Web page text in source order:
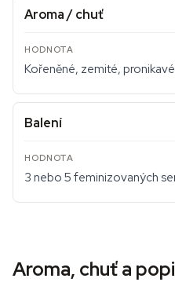
Aroma / chuť
Kořeněné, zemité,
Balení
3 nebo 5 feminizovaných
Aroma, chuť a